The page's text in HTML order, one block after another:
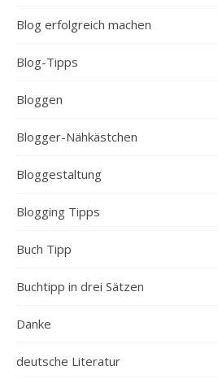
Blog erfolgreich machen
Blog-Tipps
Bloggen
Blogger-Nähkästchen
Bloggestaltung
Blogging Tipps
Buch Tipp
Buchtipp in drei Sätzen
Danke
deutsche Literatur